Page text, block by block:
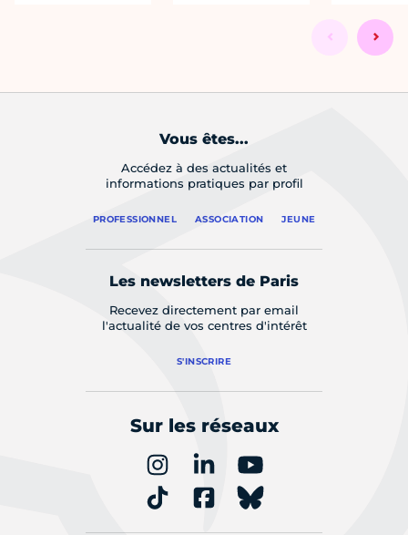
Vous êtes...
Accédez à des actualités et
informations pratiques par profil
PROFESSIONNEL ASSOCIATION JEUNE
Les newsletters de Paris
Recevez directement par email
l'actualité de vos centres d'intérêt
S'INSCRIRE
Sur les réseaux